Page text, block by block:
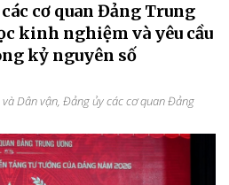
cơ quan Đảng Trung
kinh nghiệm và yêu cầu
kỷ nguyên số
Dân vận, Đảng ủy các cơ quan Đảng